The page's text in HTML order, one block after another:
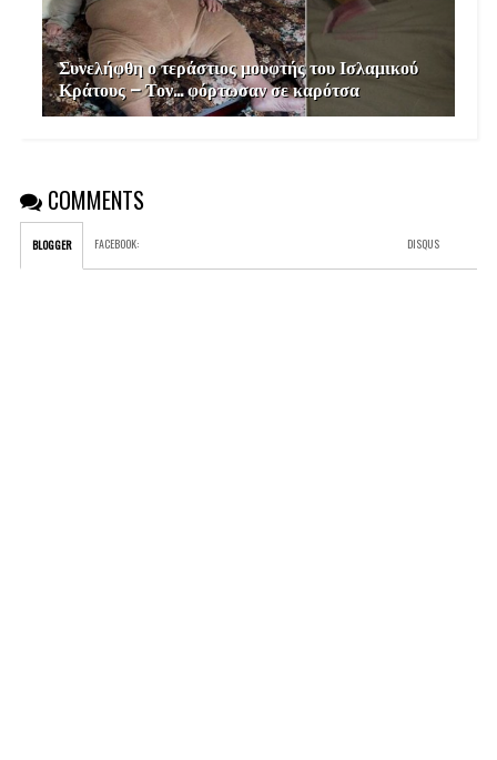
Συνελήφθη ο τεράστιος μουφτής του Ισλαμικού
Κράτους – Τον… φόρτωσαν σε καρότσα
COMMENTS
BLOGGER FACEBOOK: DISQUS